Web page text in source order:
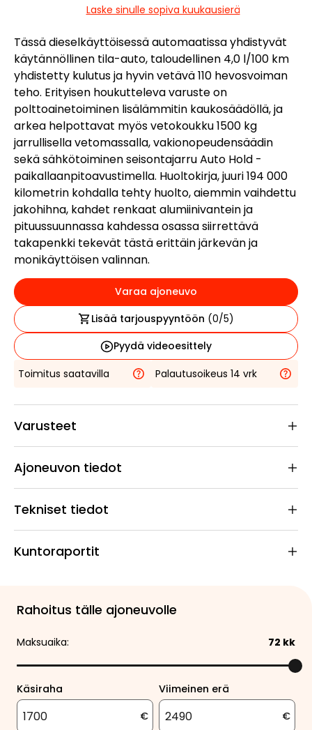
Laske sinulle sopiva kuukausierä
Tässä dieselkäyttöisessä automaatissa yhdistyvät
käytännöllinen tila-auto, taloudellinen 4,0 l/100 km
yhdistetty kulutus ja hyvin vetävä 110 hevosvoiman
teho. Erityisen houkutteleva varuste on
polttoainetoiminen lisälämmitin kaukosäädöllä, ja
arkea helpottavat myös vetokoukku 1500 kg
jarrullisella vetomassalla, vakionopeudensäädin
sekä sähkötoiminen seisontajarru Auto Hold -
paikallaanpitoavustimella. Huoltokirja, juuri 194 000
kilometrin kohdalla tehty huolto, aiemmin vaihdettu
jakohihna, kahdet renkaat alumiinivantein ja
pituussuunnassa kahdessa osassa siirrettävä
takapenkki tekevät tästä erittäin järkevän ja
monikäyttöisen valinnan.
Varaa ajoneuvo
Lisää tarjouspyyntöön (0/5)
Pyydä videoesittely
Toimitus saatavilla
Palautusoikeus 14 vrk
Varusteet
Ajoneuvon tiedot
Tekniset tiedot
Kuntoraportit
Rahoitus tälle ajoneuvolle
Maksuaika: 72 kk
Käsiraha
€
Viimeinen erä
€